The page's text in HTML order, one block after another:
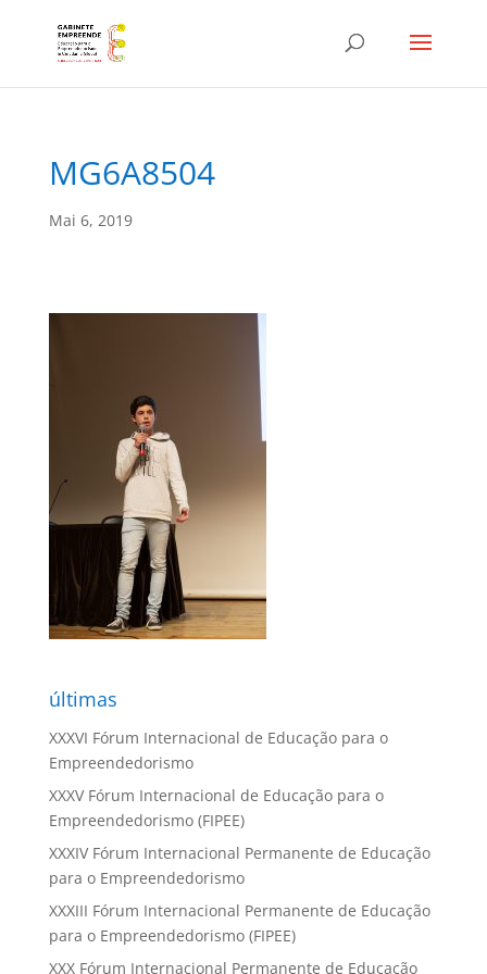
MG6A8504
Mai 6, 2019
últimas
XXXVI Fórum Internacional de Educação para o
Empreendedorismo
XXXV Fórum Internacional de Educação para o
Empreendedorismo (FIPEE)
XXXIV Fórum Internacional Permanente de Educação
para o Empreendedorismo
XXXIII Fórum Internacional Permanente de Educação
para o Empreendedorismo (FIPEE)
XXX Fórum Internacional Permanente de Educação